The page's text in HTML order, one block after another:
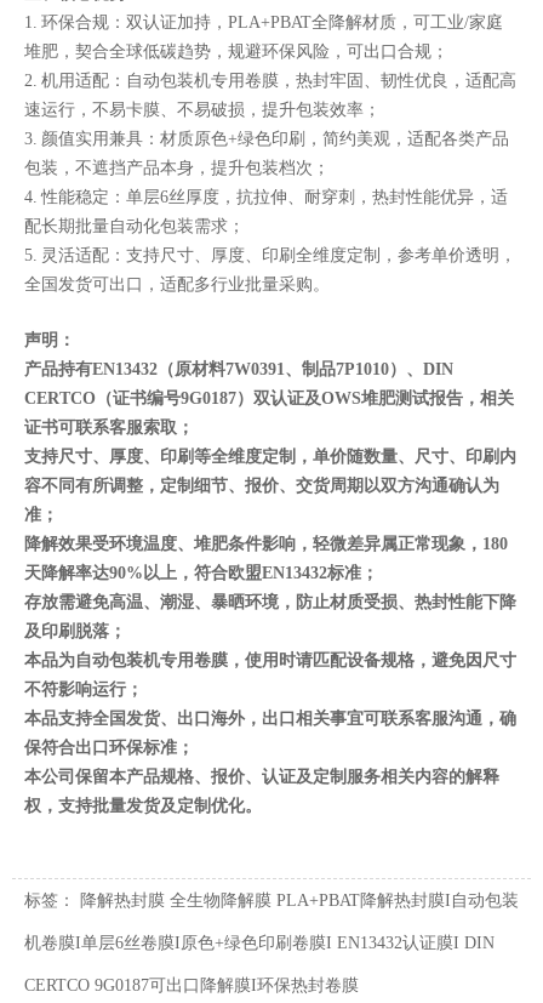
1. 环保合规：双认证加持，PLA+PBAT全降解材质，可工业/家庭
堆肥，契合全球低碳趋势，规避环保风险，可出口合规；
2. 机用适配：自动包装机专用卷膜，热封牢固、韧性优良，适配高
速运行，不易卡膜、不易破损，提升包装效率；
3. 颜值实用兼具：材质原色+绿色印刷，简约美观，适配各类产品
包装，不遮挡产品本身，提升包装档次；
4. 性能稳定：单层6丝厚度，抗拉伸、耐穿刺，热封性能优异，适
配长期批量自动化包装需求；
5. 灵活适配：支持尺寸、厚度、印刷全维度定制，参考单价透明，
全国发货可出口，适配多行业批量采购。
声明：
产品持有EN13432（原材料7W0391、制品7P1010）、DIN
CERTCO（证书编号9G0187）双认证及OWS堆肥测试报告，相关
证书可联系客服索取；
支持尺寸、厚度、印刷等全维度定制，单价随数量、尺寸、印刷内
容不同有所调整，定制细节、报价、交货周期以双方沟通确认为
准；
降解效果受环境温度、堆肥条件影响，轻微差异属正常现象，180
天降解率达90%以上，符合欧盟EN13432标准；
存放需避免高温、潮湿、暴晒环境，防止材质受损、热封性能下降
及印刷脱落；
本品为自动包装机专用卷膜，使用时请匹配设备规格，避免因尺寸
不符影响运行；
本品支持全国发货、出口海外，出口相关事宜可联系客服沟通，确
保符合出口环保标准；
本公司保留本产品规格、报价、认证及定制服务相关内容的解释
权，支持批量发货及定制优化。
标签： 降解热封膜 全生物降解膜 PLA+PBAT降解热封膜I自动包装
机卷膜I单层6丝卷膜I原色+绿色印刷卷膜I EN13432认证膜I DIN
CERTCO 9G0187可出口降解膜I环保热封卷膜